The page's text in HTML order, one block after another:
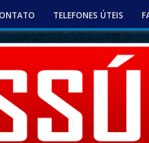
TELEFONES ÚTEIS